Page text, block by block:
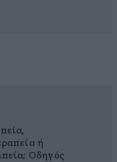
ή
Οδηγός